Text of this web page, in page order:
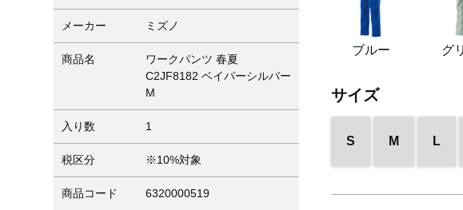
メーカー ミズノ
商品名
ワークパンツ 春夏
C2JF8182 ベイパーシルバー
M
入り数 1
税区分 ※10%対象
商品コード 6320000519
ブルー グ
サイズ
S M L